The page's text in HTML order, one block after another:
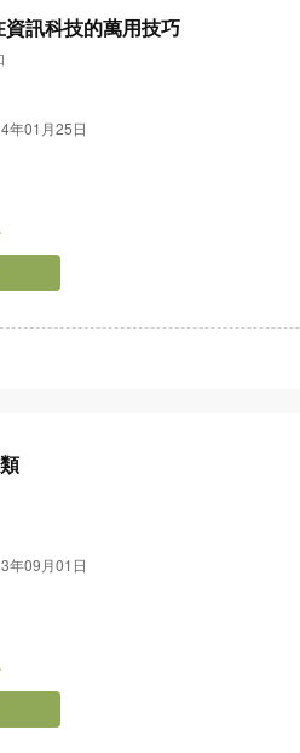
訊科技的萬用技巧
年01月25日
年09月01日